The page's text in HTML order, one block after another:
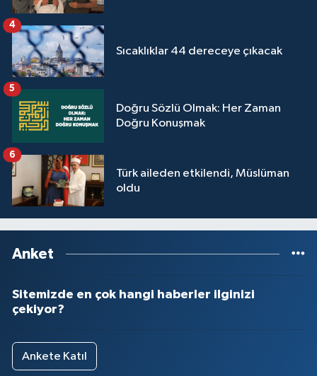
Sıcaklıklar 44 dereceye çıkacak
4
Doğru Sözlü Olmak: Her Zaman
Doğru Konuşmak
5
Türk aileden etkilendi, Müslüman
oldu
6
Anket
Sitemizde en çok hangi haberler ilginizi
çekiyor?
Ankete Katıl
Trabzon Müftülüğü
Tunceli Müftülüğü
Uşak Müftülüğü
Yalova Müftülüğü
Zonguldak Müftülüğü